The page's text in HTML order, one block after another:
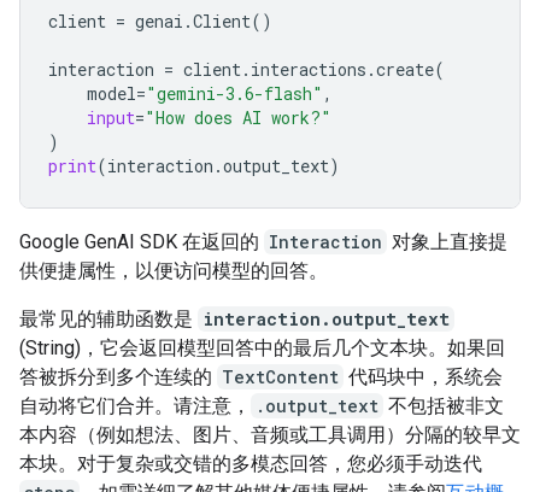
client = genai .Client()
interaction = client. interactions .create(
model="gemini-3.6-flash" ,
input="How does AI work?"
)
print(interaction .output_text)
Google GenAI SDK 在返回的 Interaction 对象上直接提
供便捷属性，以便访问模型的回答。
最常见的辅助函数是 interaction.output_text
(String)，它会返回模型回答中的最后几个文本块。如果回
答被拆分到多个连续的 TextContent 代码块中，系统会
自动将它们合并。请注意，
.output_text 不包括被非文
本内容（例如想法、图片、音频或工具调用）分隔的较早文
本块。对于复杂或交错的多模态回答，您必须手动迭代